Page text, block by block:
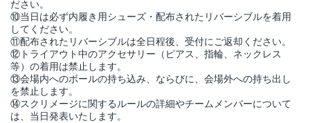
ださい。
⑩当日は必ず内履き用シューズ・配布されたリバーシブルを着用
してください。
⑪配布されたリバーシブルは全日程後、受付にご返却ください。
⑫トライアウト中のアクセサリー（ピアス、指輪、ネックレス
等）の着用は禁止します。
⑬会場内へのボールの持ち込み、ならびに、会場外への持ち出し
を禁止します。
⑭スクリメージに関するルールの詳細やチームメンバーについて
は、当日発表いたします。